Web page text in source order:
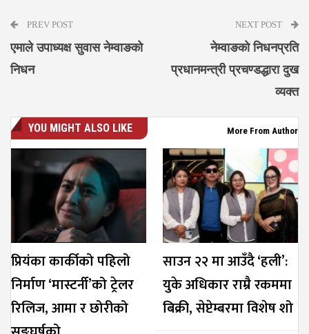
PREV POST
एमाले उपाध्यक्ष सुवास नेम्वाङको
निधन
NEXT POST
नेम्वाङको निधनप्रति
प्रधानमन्त्री प्रचण्डद्धारा दुख
व्यक्त
YOU MIGHT ALSO LIKE More From Author
प्रियंका कार्कीको पहिलो
निर्माण ‘मास्टर्नी’को ट्रेलर
रिलिज, आमा र छोरीको
साउन २२ मा आउँदै ‘हली’:
युके अधिकार राम्रै रकममा
बिक्री, सेप्टेम्बरमा विशेष शो